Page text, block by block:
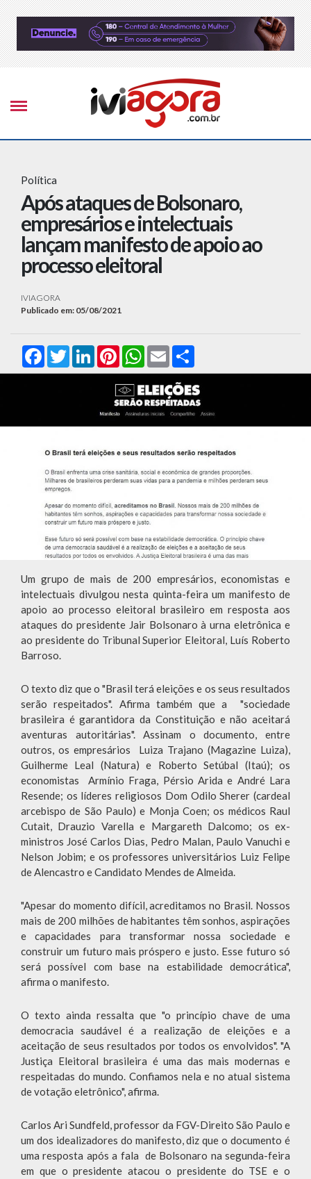
Política
Após ataques de Bolsonaro,
empresários e intelectuais
lançam manifesto de apoio ao
processo eleitoral
IVIAGORA
Publicado em: 05/08/2021
FacebookTwitterLinkedInPinterestWhatsApp
Email
Um grupo de mais de 200 empresários, economistas e
intelectuais divulgou nesta quinta-feira um manifesto de
apoio ao processo eleitoral brasileiro em resposta aos
ataques do presidente Jair Bolsonaro à urna eletrônica e
ao presidente do Tribunal Superior Eleitoral, Luís Roberto
Barroso.
O texto diz que o "Brasil terá eleições e os seus resultados
serão respeitados". Afirma também que a "sociedade
brasileira é garantidora da Constituição e não aceitará
aventuras autoritárias". Assinam o documento, entre
outros, os empresários Luiza Trajano (Magazine Luiza),
Guilherme Leal (Natura) e Roberto Setúbal (Itaú); os
economistas Armínio Fraga, Pérsio Arida e André Lara
Resende; os líderes religiosos Dom Odilo Sherer (cardeal
arcebispo de São Paulo) e Monja Coen; os médicos Raul
Cutait, Drauzio Varella e Margareth Dalcomo; os ex-
ministros José Carlos Dias, Pedro Malan, Paulo Vanuchi e
Nelson Jobim; e os professores universitários Luiz Felipe
de Alencastro e Candidato Mendes de Almeida.
"Apesar do momento difícil, acreditamos no Brasil. Nossos
mais de 200 milhões de habitantes têm sonhos, aspirações
e capacidades para transformar nossa sociedade e
construir um futuro mais próspero e justo. Esse futuro só
será possível com base na estabilidade democrática",
afirma o manifesto.
O texto ainda ressalta que "o princípio chave de uma
democracia saudável é a realização de eleições e a
aceitação de seus resultados por todos os envolvidos". "A
Justiça Eleitoral brasileira é uma das mais modernas e
respeitadas do mundo. Confiamos nela e no atual sistema
de votação eletrônico", afirma.
Carlos Ari Sundfeld, professor da FGV-Direito São Paulo e
um dos idealizadores do manifesto, diz que o documento é
uma resposta após a fala de Bolsonaro na segunda-feira
em que o presidente atacou o presidente do TSE e o